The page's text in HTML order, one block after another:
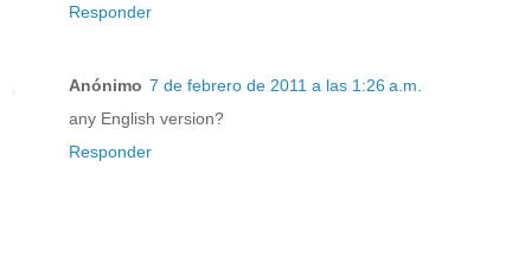
Responder
Anónimo 7 de febrero de 2011 a las 1:26 a.m.
any English version?
Responder